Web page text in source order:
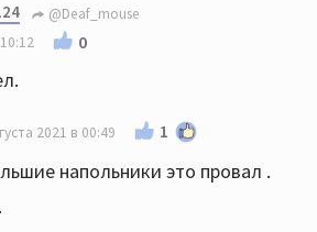
@Deaf_mouse
0
2021 в 00:49 1
напольники это провал .